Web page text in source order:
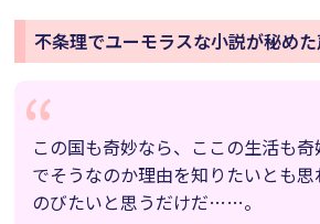
不条理でユーモラスな小説が秘め
この国も奇妙なら、ここの生活も
でそうなのか理由を知りたいとも
のびたいと思うだけだ……。